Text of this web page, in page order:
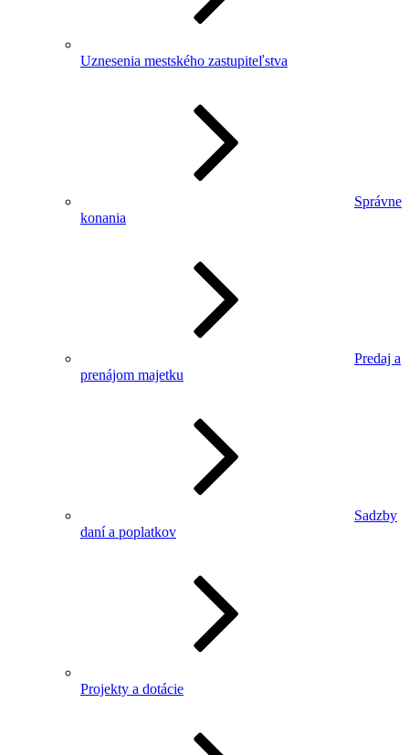
Uznesenia mestského zastupiteľstva
Správne
konania
Predaj a
prenájom majetku
Sadzby
daní a poplatkov
Projekty a dotácie